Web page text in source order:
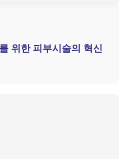
위한 피부시술의 혁신